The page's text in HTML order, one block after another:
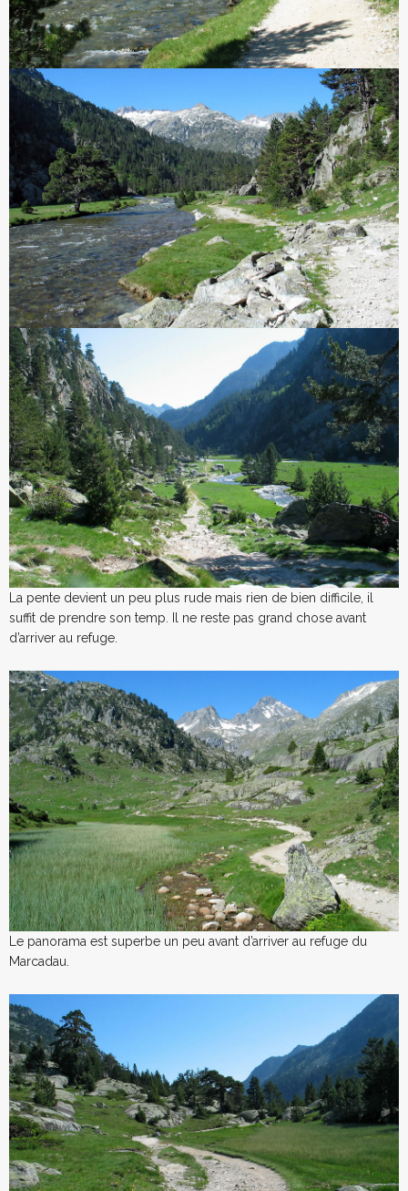
La pente devient un peu plus rude mais rien de bien difficile, il
suffit de prendre son temp. Il ne reste pas grand chose avant
d’arriver au refuge.
Le panorama est superbe un peu avant d’arriver au refuge du
Marcadau.